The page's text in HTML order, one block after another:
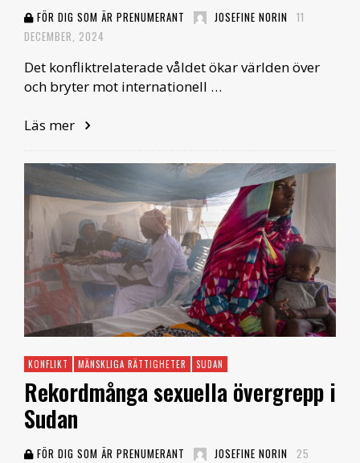
FÖR DIG SOM ÄR PRENUMERANT JOSEFINE NORIN 11
DECEMBER, 2024
Det konfliktrelaterade våldet ökar världen över
och bryter mot internationell …
Läs mer
KONFLIKT MÄNSKLIGA RÄTTIGHETER SUDAN
Rekordmånga sexuella övergrepp i
Sudan
FÖR DIG SOM ÄR PRENUMERANT JOSEFINE NORIN
25